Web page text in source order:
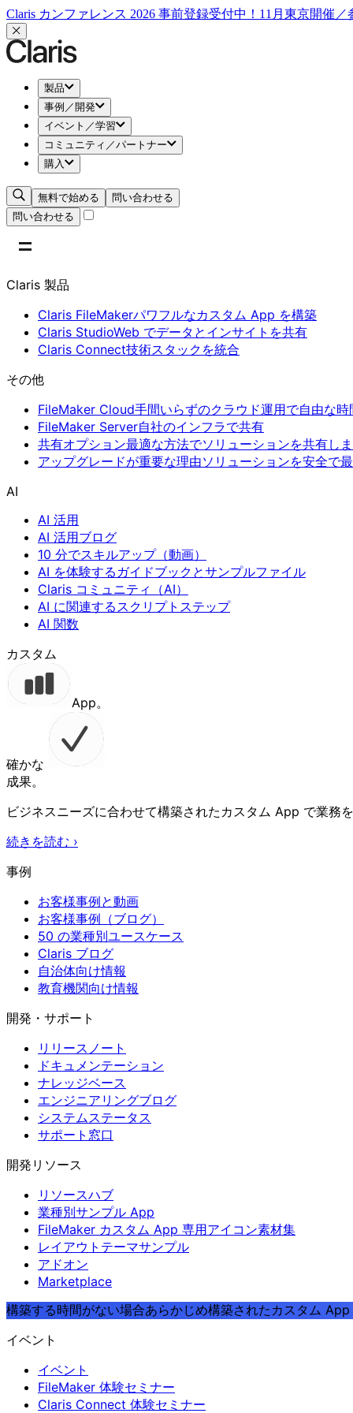
Claris カンファレンス 2026 事前登録受付中！11月東京開催／
製品
事例／開発
イベント／学習
コミュニティ／パートナー
購入
無料で始める
問い合わせる
問い合わせる
Claris 製品
Claris FileMakerパワフルなカスタム App を構築
Claris StudioWeb でデータとインサイトを共有
Claris Connect技術スタックを統合
その他
FileMaker Cloud手間いらずのクラウド運用で自由な時
FileMaker Server自社のインフラで共有
共有オプション最適な方法でソリューションを共有しま
アップグレードが重要な理由ソリューションを安全で
AI
AI 活用
AI 活用ブログ
10 分でスキルアップ（動画）
AI を体験するガイドブックとサンプルファイル
Claris コミュニティ（AI）
AI に関連するスクリプトステップ
AI 関数
カスタム
App。
確かな
成果。
ビジネスニーズに合わせて構築されたカスタム App で業務を
続きを読む ›
事例
お客様事例と動画
お客様事例（ブログ）
50 の業種別ユースケース
Claris ブログ
自治体向け情報
教育機関向け情報
開発・サポート
リリースノート
ドキュメンテーション
ナレッジベース
エンジニアリングブログ
システムステータス
サポート窓口
開発リソース
リソースハブ
業種別サンプル App
FileMaker カスタム App 専用アイコン素材集
レイアウトテーマサンプル
アドオン
Marketplace
構築する時間がない場合あらかじめ構築されたカスタム
イベント
イベント
FileMaker 体験セミナー
Claris Connect 体験セミナー